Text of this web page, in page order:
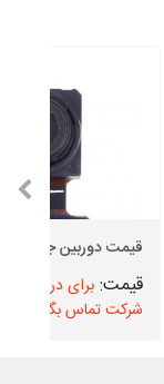
قیمت دوربین جلو J6 Plus
برای دریافت
شرکت تماس بگیرید